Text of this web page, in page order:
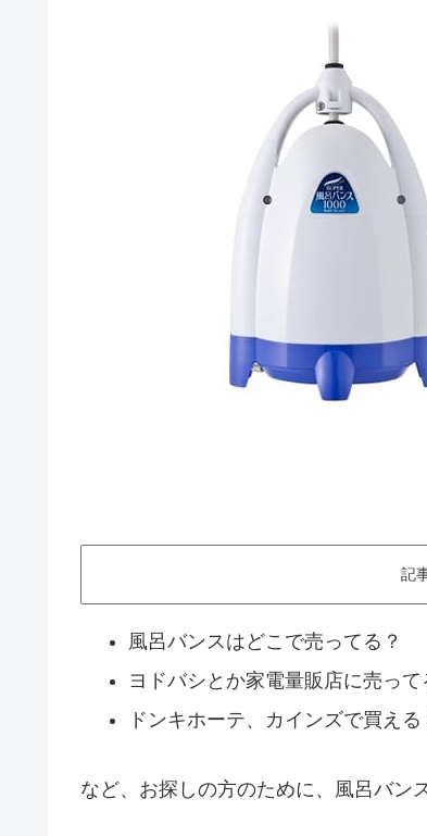
記
風呂バンスはどこで売ってる？
ヨドバシとか家電量販店に売って
ドンキホーテ、カインズで買える
など、お探しの方のために、風呂バン